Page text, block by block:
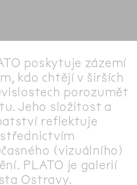
poskytuje zázemí
kdo chtějí v širších
porozumět
Jeho složitost a
reflektuje
(vizuálního)
PLATO je galerií
Ostravy.